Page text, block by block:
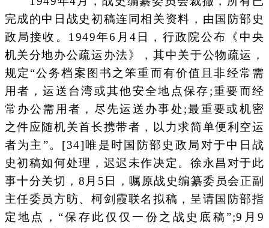
完成的中日战史初稿连同相关资料，由国防部史
政局接收。1949年6月4日，行政院公布《中央
机关分地办公疏运办法》，其中关于公物疏运，
规定“公务档案图书之笨重而有价值且非经常需
用者，运送台湾或其他安全地点保存;重要而经
常办公需用者，尽先运送办事处;最重要或机密
之件应随机关首长携带者，以力求简单便利空运
者为主”。[34]唯是时国防部史政局对于中日战
史初稿如何处理，迟迟未作决定。徐永昌对于此
事十分关切，8月5日，嘱原战史编纂委员会正副
主任委员方昉、柯剑霞联名拟稿，呈请国防部指
定地点，“保存此仅仅一份之战史底稿”;9月9